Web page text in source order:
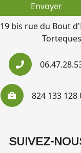
Envoyer
19 bis rue du Bout
824 133 128
SUIVEZ-